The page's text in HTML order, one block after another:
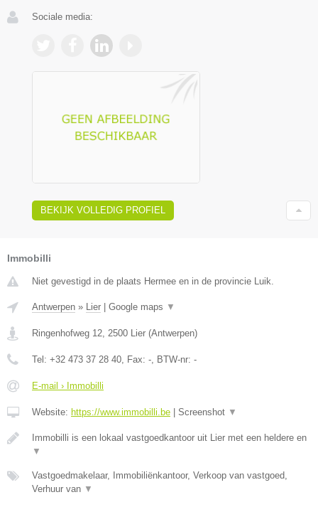
Sociale media:
BEKIJK VOLLEDIG PROFIEL
Immobilli
Niet gevestigd in de plaats Hermee en in de provincie Luik.
Antwerpen » Lier Google maps ▼
Ringenhofweg 12, 2500 Lier (Antwerpen)
Tel: +32 473 37 28 40, Fax: -, BTW-nr: -
E-mail › Immobilli
Website: https://www.immobilli.be Screenshot ▼
Immobilli is een lokaal vastgoedkantoor uit Lier met een heldere en
▼
Vastgoedmakelaar, Immobiliënkantoor, Verkoop van vastgoed,
Verhuur van ▼